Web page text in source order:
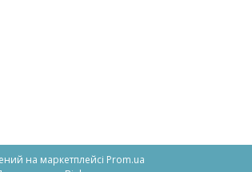
на маркетплейсі Prom.ua